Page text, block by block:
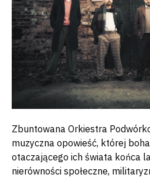
Zbuntowana Orkiestra
muzyczna opowieść, której
otaczającego ich świata końca
nierówności społeczne,